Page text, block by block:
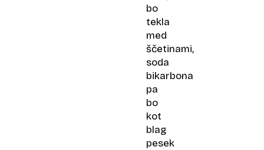
bo
tekla
med
ščetinami,
soda
bikarbona
pa
bo
kot
blag
pesek